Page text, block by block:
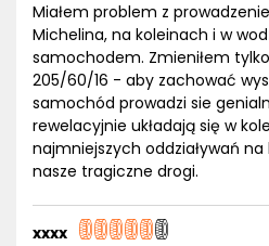
Miałem problem z
Michelina, na koleinach i w
samochodem. Zmieniłem
205/60/16 - aby zachować
samochód prowadzi sie
rewelacyjnie układają się w
najmniejszych oddziaływań
nasze tragiczne drogi.
xxxx